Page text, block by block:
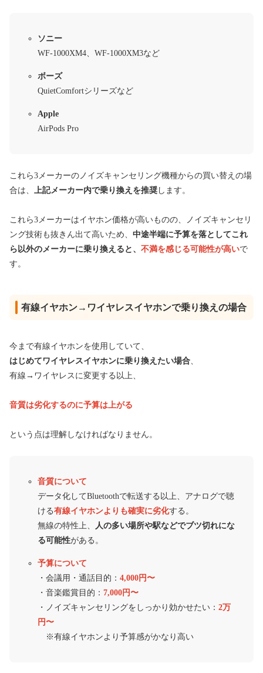
ソニー
WF-1000XM4、WF-1000XM3など
ボーズ
QuietComfortシリーズなど
Apple
AirPods Pro
これら3メーカーのノイズキャンセリング機種からの買い替えの場
合は、
上記メーカー内で乗り換えを推奨 します。
これら3メーカーはイヤホン価格が高いものの、ノイズキャンセリ
ング技術も抜きん出て高いため、 中途半端に予算を落としてこれ
ら以外のメーカーに乗り換えると、 不満を感じる可能性が高いで
す。
有線イヤホン→ワイヤレスイヤホンで乗り換えの場合
今まで有線イヤホンを使用していて、
はじめてワイヤレスイヤホンに乗り換えたい場合
有線→ワイヤレスに変更する以上、
音質は劣化するのに予算は上がる
という点は理解しなければなりません。
音質について
データ化してBluetoothで転送する以上、アナログで聴
ける有線イヤホンよりも確実に劣化する。
無線の特性上、
人の多い場所や駅などでブツ切れにな
る可能性がある。
予算について
・会議用・通話目的： 4,000円〜
・音楽鑑賞目的： 7,000円〜
・ノイズキャンセリングをしっかり効かせたい： 2万
円〜
※有線イヤホンより予算感がかなり高い